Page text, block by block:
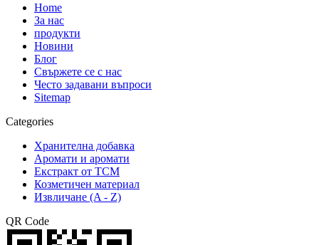
Home
За нас
продукти
Новини
Блог
Свържете се с нас
Често задавани въпроси
Sitemap
Categories
Хранителна добавка
Аромати и аромати
Екстракт от TCM
Козметичен материал
Извличане (A - Z)
QR Code